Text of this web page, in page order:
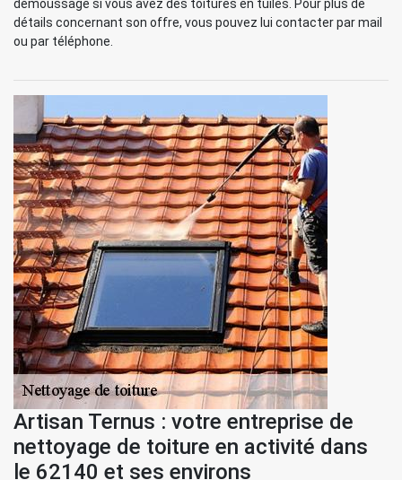
démoussage si vous avez des toitures en tuiles. Pour plus de
détails concernant son offre, vous pouvez lui contacter par mail
ou par téléphone.
Artisan Ternus : votre entreprise de
nettoyage de toiture en activité dans
le 62140 et ses environs